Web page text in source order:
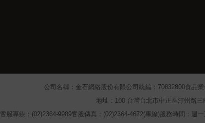
公司名稱：金石網絡股份有限公司 統編：70832800食品業
地址：100 台灣台北市中正區汀州路
客服專線：(02)2364-9989客服傳真：(02)2364-4672(專線) 服務時間：週